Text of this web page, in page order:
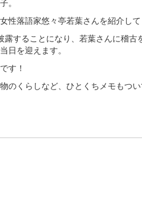
落語家悠々亭若葉さんを紹介して
することになり、若葉さんに稽
日を迎えます。
す！
のくらしなど、ひとくちメモも